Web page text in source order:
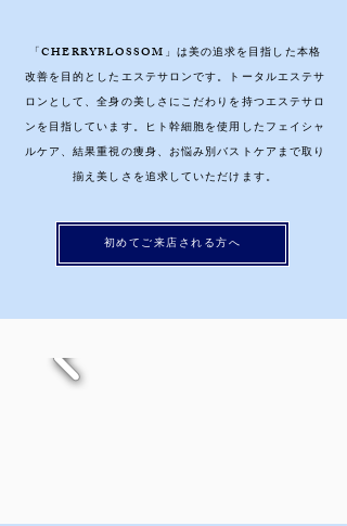
「CHERRYBLOSSOM」は美の追求を目指した本格
改善を目的としたエステサロンです。トータルエステサ
ロンとして、全身の美しさにこだわりを持つエステサロ
ンを目指しています。ヒト幹細胞を使用したフェイシャ
ルケア、結果重視の痩身、お悩み別バストケアまで取り
揃え美しさを追求していただけます。
初めてご来店される方へ